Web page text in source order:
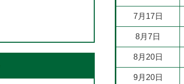
7月17日
8月7日
8月20日
9月20日